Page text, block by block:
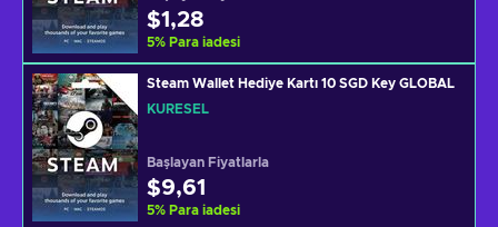
$1,28
5% Para iadesi
Steam Wallet Hediye Kartı 10 SGD Key GLOBAL
KÜRESEL
Başlayan Fiyatlarla
$9,61
5% Para iadesi